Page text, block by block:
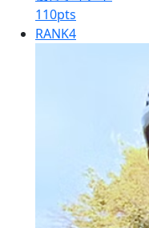
110pts
RANK4